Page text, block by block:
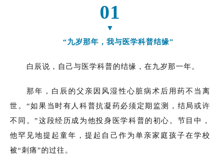
01
▼
“九岁那年，我与医学科普结缘”
白辰说，自己与医学科普的结缘，在九岁那一年。
那年，白辰的父亲因风湿性心脏病术后用药不当离
世。“如果当时有人科普抗凝药必须定期监测，结局或许
不同。”这段经历成为他投身医学科普的初心。节目中，
他罕见地提起童年，提起自己作为单亲家庭孩子在学校
被“刺痛”的过往。